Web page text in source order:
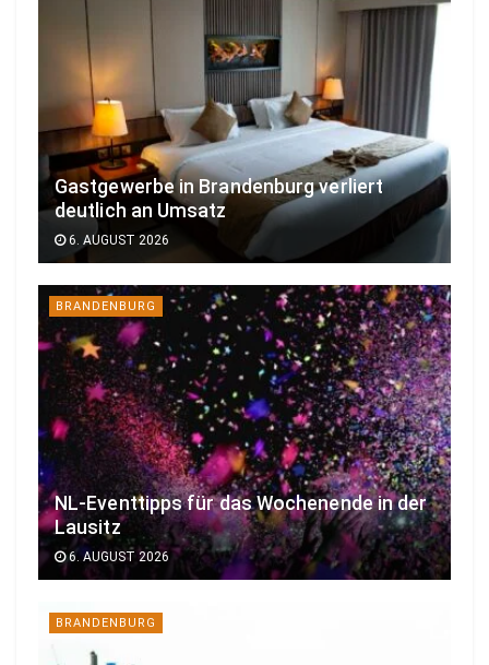
Gastgewerbe in Brandenburg verliert
deutlich an Umsatz
6. AUGUST 2026
BRANDENBURG
NL-Eventtipps für das Wochenende in der
Lausitz
6. AUGUST 2026
BRANDENBURG